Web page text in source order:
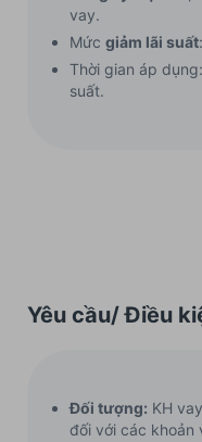
vay.
Mức giảm lãi suất
Thời gian áp dụng:
suất.
Yêu cầu/ Điều
Đối tượng: KH
đối với các khoản